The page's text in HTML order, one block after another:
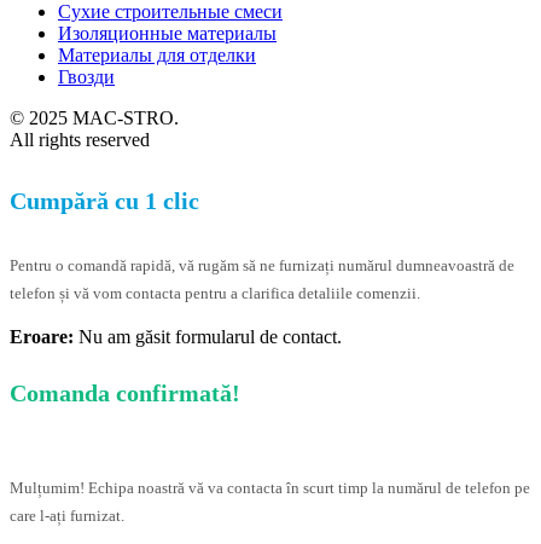
Сухие строительные смеси
Изоляционные материалы
Материалы для отделки
Гвозди
© 2025 MAC-STRO.
All rights reserved
Cumpără cu 1 clic
Pentru o comandă rapidă, vă rugăm să ne furnizați numărul dumneavoastră de
telefon și vă vom contacta pentru a clarifica detaliile comenzii.
Eroare: Nu am găsit formularul de contact.
Comanda confirmată!
Mulțumim! Echipa noastră vă va contacta în scurt timp la numărul de telefon pe
care l-ați furnizat.